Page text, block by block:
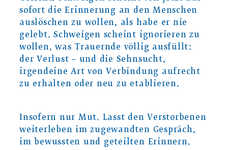
sofort die Erinnerung an den Menschen
auslöschen zu wollen, als habe er nie
gelebt. Schweigen scheint ignorieren zu
wollen, was Trauernde völlig ausfüllt:
der Verlust ­– und die Sehnsucht,
irgendeine Art von Verbindung aufrecht
zu erhalten oder neu zu etablieren.
Insofern nur Mut. Lasst den Verstorbenen
weiterleben im zugewandten Gespräch,
im bewussten und geteilten Erinnern.